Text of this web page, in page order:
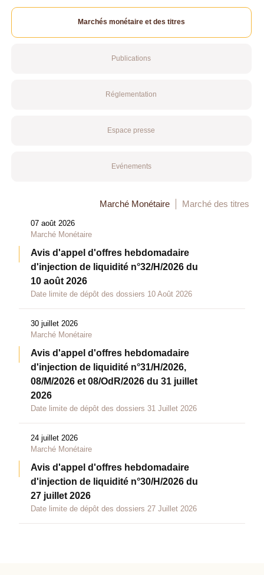
Marchés monétaire et des titres
Publications
Réglementation
Espace presse
Evénements
Marché Monétaire Marché des titres
07 août 2026
Marché Monétaire
Avis d'appel d'offres hebdomadaire
d'injection de liquidité n°32/H/2026 du
10 août 2026
Date limite de dépôt des dossiers 10 Août 2026
30 juillet 2026
Marché Monétaire
Avis d'appel d'offres hebdomadaire
d'injection de liquidité n°31/H/2026,
08/M/2026 et 08/OdR/2026 du 31 juillet
2026
Date limite de dépôt des dossiers 31 Juillet 2026
24 juillet 2026
Marché Monétaire
Avis d'appel d'offres hebdomadaire
d'injection de liquidité n°30/H/2026 du
27 juillet 2026
Date limite de dépôt des dossiers 27 Juillet 2026